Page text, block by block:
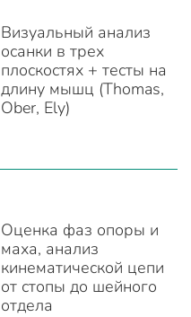
Визуальный анализ
осанки в трех
плоскостях + тесты на
длину мышц (Thomas,
Ober, Ely)
Оценка фаз опоры и
маха, анализ
кинематической цепи
от стопы до шейного
отдела